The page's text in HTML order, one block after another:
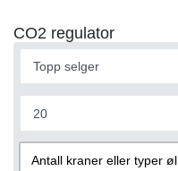
CO2 regulator
Antall kraner eller typer øl